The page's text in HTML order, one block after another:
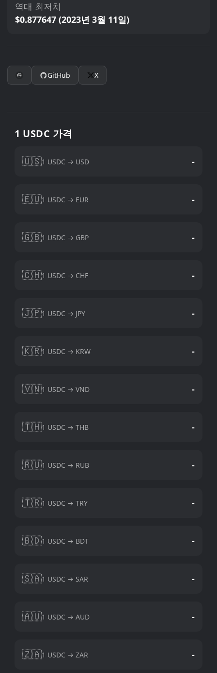
역대 최저치
$0.877647 (2023년 3월 11일)
GitHub X
1 USDC 가격
🇺🇸1 USDC → USD -
🇪🇺1 USDC → EUR -
🇬🇧1 USDC → GBP -
🇨🇭1 USDC → CHF -
🇯🇵1 USDC → JPY -
🇰🇷1 USDC → KRW -
🇻🇳1 USDC → VND -
🇹🇭1 USDC → THB -
🇷🇺1 USDC → RUB -
🇹🇷1 USDC → TRY -
🇧🇩1 USDC → BDT -
🇸🇦1 USDC → SAR -
🇦🇺1 USDC → AUD -
🇿🇦1 USDC → ZAR -